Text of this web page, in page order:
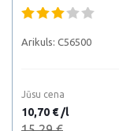
Arikuls: C56500
Jūsu cena
10,70 € /l